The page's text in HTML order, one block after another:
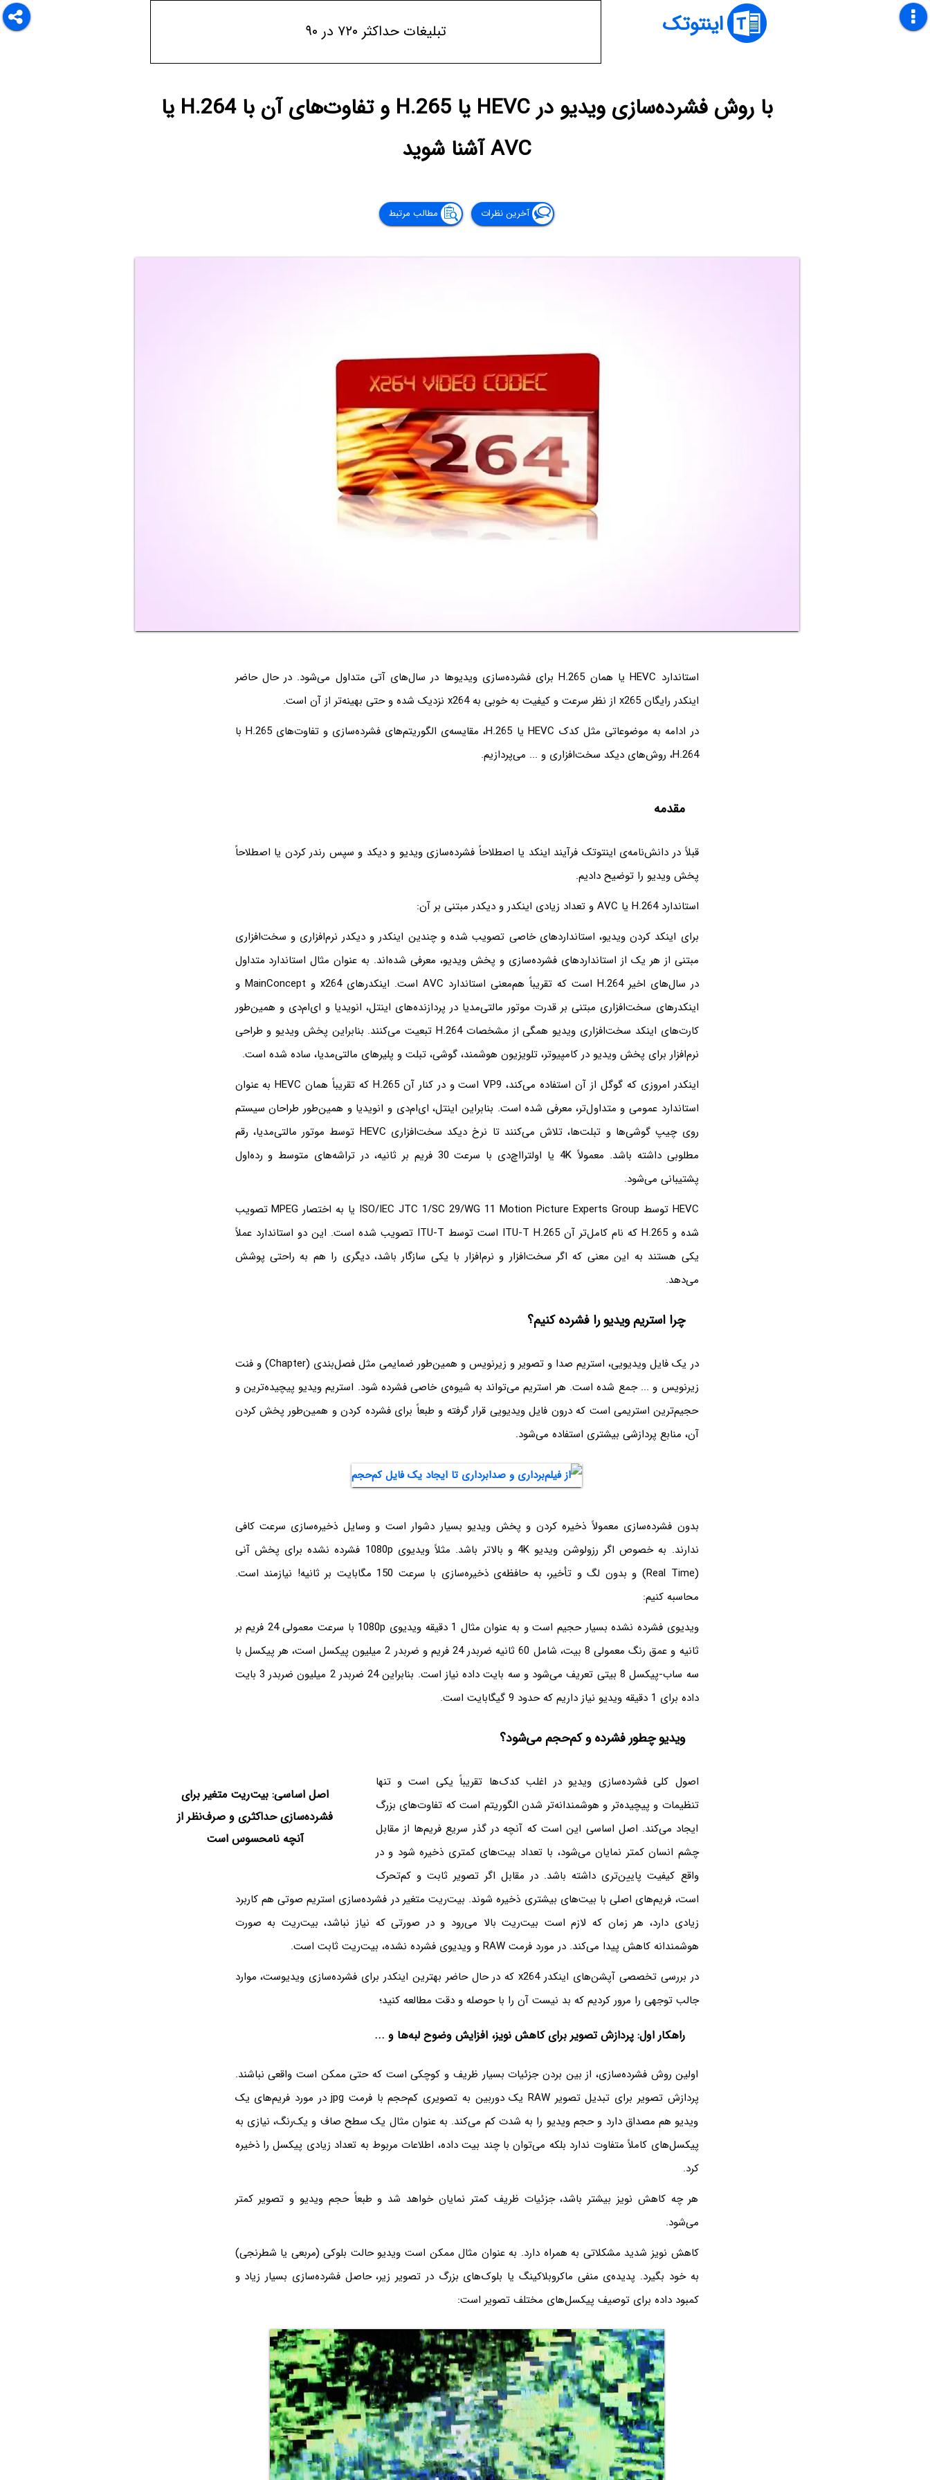
اینتوتک تبلیغات حداکثر ۷۲۰ در ۹۰
با روش فشرده‌سازی ویدیو در HEVC یا H.265 و تفاوت‌های آن با H.264 یا
AVC آشنا شوید
آخرین نظرات مطالب مرتبط
استاندارد HEVC یا همان H.265 برای فشرده‌سازی ویدیوها در سال‌های آتی متداول می‌شود. در حال حاضر
اینکدر رایگان x265 از نظر سرعت و کیفیت به خوبی به x264 نزدیک شده و حتی بهینه‌تر از آن است.
در ادامه به موضوعاتی مثل کدک HEVC یا H.265، مقایسه‌ی الگوریتم‌های فشرده‌سازی و تفاوت‌های H.265 با
H.264، روش‌های دیکد سخت‌افزاری و ... می‌پردازیم.
مقدمه
قبلاً در دانش‌نامه‌ی اینتوتک فرآیند اینکد یا اصطلاحاً فشرده‌سازی ویدیو و دیکد و سپس رندر کردن یا اصطلاحاً
پخش ویدیو را توضیح دادیم.
استاندارد H.264 یا AVC و تعداد زیادی اینکدر و دیکدر مبتنی بر آن:
برای اینکد کردن ویدیو، استانداردهای خاصی تصویب شده و چندین اینکدر و دیکدر نرم‌افزاری و سخت‌افزاری
مبتنی از هر یک از استانداردهای فشرده‌سازی و پخش ویدیو، معرفی شده‌اند. به عنوان مثال استاندارد متداول
در سال‌های اخیر H.264 است که تقریباً هم‌معنی استاندارد AVC است. اینکدرهای x264 و MainConcept و
اینکدرهای سخت‌افزاری مبتنی بر قدرت موتور مالتی‌مدیا در پردازنده‌های اینتل، انویدیا و ای‌ام‌دی و همین‌طور
کارت‌های اینکد سخت‌افزاری ویدیو همگی از مشخصات H.264 تبعیت می‌کنند. بنابراین پخش ویدیو و طراحی
نرم‌افزار برای پخش ویدیو در کامپیوتر، تلویزیون هوشمند، گوشی، تبلت و پلیرهای مالتی‌مدیا، ساده شده است.
اینکدر امروزی که گوگل از آن استفاده می‌کند، VP9 است و در کنار آن H.265 که تقریباً همان HEVC به عنوان
استاندارد عمومی و متداول‌تر، معرفی شده است. بنابراین اینتل، ای‌ام‌دی و انویدیا و همین‌طور طراحان سیستم
روی چیپ گوشی‌ها و تبلت‌ها، تلاش می‌کنند تا نرخ دیکد سخت‌افزاری HEVC توسط موتور مالتی‌مدیا، رقم
مطلوبی داشته باشد. معمولاً 4K یا اولترااچ‌دی با سرعت 30 فریم بر ثانیه، در تراشه‌های متوسط و رده‌اول
پشتیبانی می‌شود.
HEVC توسط ISO/IEC JTC 1/SC 29/WG 11 Motion Picture Experts Group یا به اختصار MPEG تصویب
شده و H.265 که نام کامل‌تر آن ITU-T H.265 است توسط ITU-T تصویب شده است. این دو استاندارد عملاً
یکی هستند به این معنی که اگر سخت‌افزار و نرم‌افزار با یکی سازگار باشد، دیگری را هم به راحتی پوشش
می‌دهد.
چرا استریم ویدیو را فشرده کنیم؟
در یک فایل ویدیویی، استریم صدا و تصویر و زیرنویس و همین‌طور ضمایمی مثل فصل‌بندی (Chapter) و فنت
زیرنویس و ... جمع شده است. هر استریم می‌تواند به شیوه‌ی خاصی فشرده شود. استریم ویدیو پیچیده‌ترین و
حجیم‌ترین استریمی است که درون فایل ویدیویی قرار گرفته و طبعاً برای فشرده کردن و همین‌طور پخش کردن
آن، منابع پردازشی بیشتری استفاده می‌شود.
بدون فشرده‌سازی معمولاً ذخیره کردن و پخش ویدیو بسیار دشوار است و وسایل ذخیره‌سازی سرعت کافی
ندارند. به خصوص اگر رزولوشن ویدیو 4K و بالاتر باشد. مثلاً ویدیوی 1080p فشرده نشده برای پخش آنی
(Real Time) و بدون لگ و تأخیر، به حافظه‌ی ذخیره‌سازی با سرعت 150 مگابایت بر ثانیه! نیازمند است.
محاسبه کنیم:
ویدیوی فشرده نشده بسیار حجیم است و به عنوان مثال 1 دقیقه ویدیوی 1080p با سرعت معمولی 24 فریم بر
ثانیه و عمق رنگ معمولی 8 بیت، شامل 60 ثانیه ضربدر 24 فریم و ضربدر 2 میلیون پیکسل است، هر پیکسل با
سه ساب-پیکسل 8 بیتی تعریف می‌شود و سه بایت داده نیاز است. بنابراین 24 ضربدر 2 میلیون ضربدر 3 بایت
داده برای 1 دقیقه ویدیو نیاز داریم که حدود 9 گیگابایت است.
ویدیو چطور فشرده و کم‌حجم می‌شود؟
اصل اساسی: بیت‌ریت متغیر برای
فشرده‌سازی حداکثری و صرف‌نظر از
آنچه نامحسوس است
اصول کلی فشرده‌سازی ویدیو در اغلب کدک‌ها تقریباً یکی است و تنها
تنظیمات و پیچیده‌تر و هوشمندانه‌تر شدن الگوریتم است که تفاوت‌های بزرگ
ایجاد می‌کند. اصل اساسی این است که آنچه در گذر سریع فریم‌ها از مقابل
چشم انسان کمتر نمایان می‌شود، با تعداد بیت‌های کمتری ذخیره شود و در
واقع کیفیت پایین‌تری داشته باشد. در مقابل اگر تصویر ثابت و کم‌تحرک
است، فریم‌های اصلی با بیت‌های بیشتری ذخیره شوند. بیت‌ریت متغیر در فشرده‌سازی استریم صوتی هم کاربرد
زیادی دارد، هر زمان که لازم است بیت‌ریت بالا می‌رود و در صورتی که نیاز نباشد، بیت‌ریت به صورت
هوشمندانه کاهش پیدا می‌کند. در مورد فرمت RAW و ویدیوی فشرده نشده، بیت‌ریت ثابت است.
در بررسی تخصصی آپشن‌های اینکدر x264 که در حال حاضر بهترین اینکدر برای فشرده‌سازی ویدیوست، موارد
جالب توجهی را مرور کردیم که بد نیست آن را با حوصله و دقت مطالعه کنید؛
راهکار اول: پردازش تصویر برای کاهش نویز، افزایش وضوح لبه‌ها و ...
اولین روش فشرده‌سازی، از بین بردن جزئیات بسیار ظریف و کوچکی است که حتی ممکن است واقعی نباشند.
پردازش تصویر برای تبدیل تصویر RAW یک دوربین به تصویری کم‌حجم با فرمت jpg در مورد فریم‌های یک
ویدیو هم مصداق دارد و حجم ویدیو را به شدت کم می‌کند. به عنوان مثال یک سطح صاف و یک‌رنگ، نیازی به
پیکسل‌های کاملاً متفاوت ندارد بلکه می‌توان با چند بیت داده، اطلاعات مربوط به تعداد زیادی پیکسل را ذخیره
کرد.
هر چه کاهش نویز بیشتر باشد، جزئیات ظریف کمتر نمایان خواهد شد و طبعاً حجم ویدیو و تصویر کمتر
می‌شود.
کاهش نویز شدید مشکلاتی به همراه دارد. به عنوان مثال ممکن است ویدیو حالت بلوکی (مربعی یا شطرنجی)
به خود بگیرد. پدیده‌ی منفی ماکروبلاکینگ یا بلوک‌های بزرگ در تصویر زیر، حاصل فشرده‌سازی بسیار زیاد و
کمبود داده برای توصیف پیکسل‌های مختلف تصویر است: